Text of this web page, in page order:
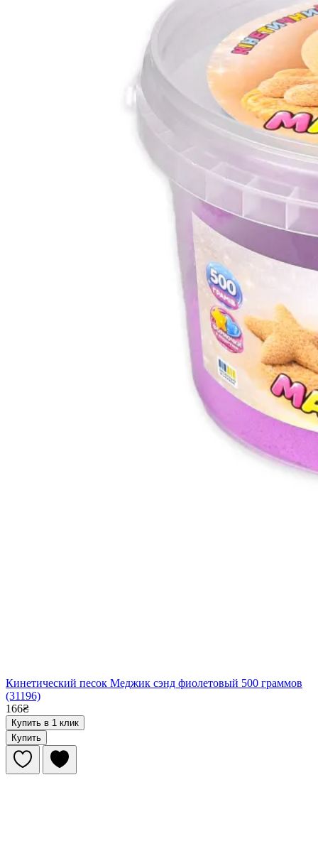
Кинетический песок Меджик сэнд фиолетовый 500 граммов
(31196)
166₴
Купить в 1 клик
Купить